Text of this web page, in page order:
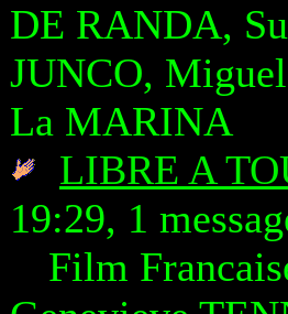
DE RANDA,
JUNCO,
La MARINA
LIBRE A
19:29, 1
Film